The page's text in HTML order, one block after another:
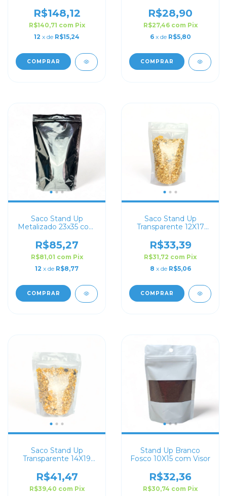
R$148,12
R$140,71 com Pix
12 x de R$15,24
COMPRAR
R$28,90
R$27,46 com Pix
6 x de R$5,80
COMPRAR
Saco Stand Up
Metalizado 23x35 com
R$85,27
R$81,01 com Pix
12 x de R$8,77
COMPRAR
Saco Stand Up
Transparente 12X17
R$33,39
R$31,72 com Pix
8 x de R$5,06
COMPRAR
Saco Stand Up
Transparente 14X19
R$41,47
R$39,40 com Pix
Stand Up Branco
Fosco 10X15 com Visor
R$32,36
R$30,74 com Pix